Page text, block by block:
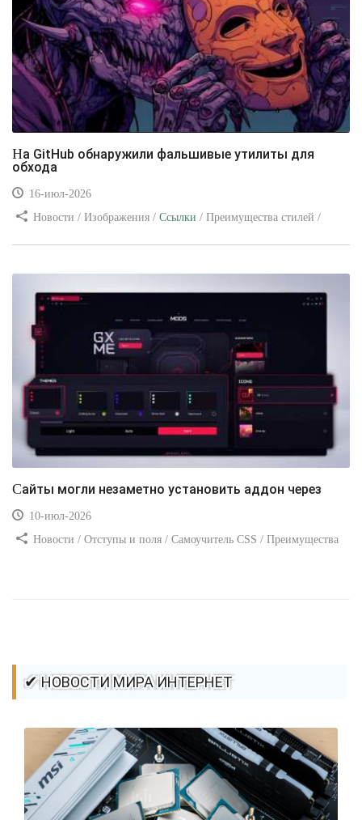
На GitHub обнаружили фальшивые утилиты для
обхода
16-июл-2026
Новости / Изображения / Ссылки / Преимущества стилей /
Сайты могли незаметно установить аддон через
10-июл-2026
Новости / Отступы и поля / Самоучитель CSS / Преимущества
✔ НОВОСТИ МИРА ИНТЕРНЕТ